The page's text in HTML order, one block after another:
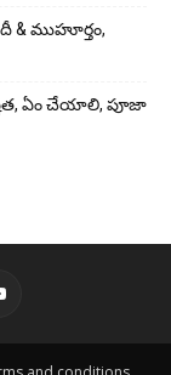
& ముహూర్తం,
ఏం చేయాలి, పూజా